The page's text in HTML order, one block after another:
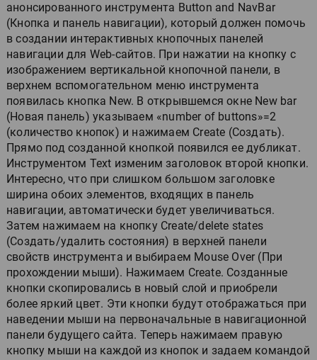
анонсированного инструмента Button and NavBar
(Кнопка и панель навигации), который должен помочь
в создании интерактивных кнопочных панелей
навигации для Web-сайтов. При нажатии на кнопку с
изображением вертикальной кнопочной панели, в
верхнем вспомогательном меню инструмента
появилась кнопка New. В открывшемся окне New bar
(Новая панель) указываем «number of buttons»=2
(количество кнопок) и нажимаем Create (Создать).
Прямо под созданной кнопкой появился ее дубликат.
Инструментом Text изменим заголовок второй кнопки.
Интересно, что при слишком большом заголовке
ширина обоих элементов, входящих в панель
навигации, автоматически будет увеличиваться.
Затем нажимаем на кнопку Create/delete states
(Создать/удалить состояния) в верхней панели
свойств инструмента и выбираем Mouse Over (При
прохождении мыши). Нажимаем Create. Созданные
кнопки скопировались в новый слой и приобрели
более яркий цвет. Эти кнопки будут отображаться при
наведении мыши на первоначальные в навигационной
панели будущего сайта. Теперь нажимаем правую
кнопку мыши на каждой из кнопок и задаем командой